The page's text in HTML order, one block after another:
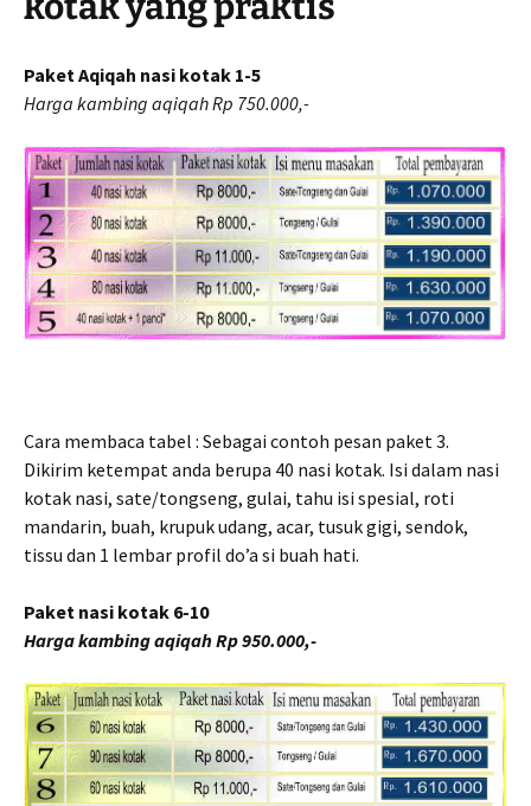
Paket Aqiqah nasi kotak 1-5
Harga kambing aqiqah Rp 750.000,-
Cara membaca tabel : Sebagai contoh pesan paket 3.
Dikirim ketempat anda berupa 40 nasi kotak. Isi dalam nasi
kotak nasi, sate/tongseng, gulai, tahu isi spesial, roti
mandarin, buah, krupuk udang, acar, tusuk gigi, sendok,
tissu dan 1 lembar profil do’a si buah hati.
Paket nasi kotak 6-10
Harga kambing aqiqah Rp 950.000,-